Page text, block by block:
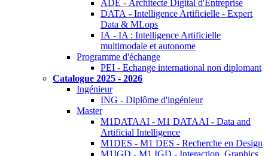
ADE - Architecte Digital d'Entreprise
DATA - Intelligence Artificielle - Expert
Data & MLops
IA - IA : Intelligence Artificielle
multimodale et autonome
Programme d'échange
PEI - Echange international non diplomant
Catalogue 2025 - 2026
Ingénieur
ING - Diplôme d'ingénieur
Master
M1DATAAI - M1 DATAAI - Data and
Artificial Intelligence
M1DES - M1 DES - Recherche en Design
M1IGD - M1 IGD - Interaction, Graphics